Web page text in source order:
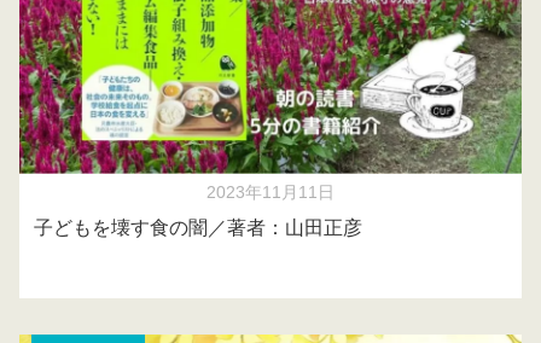
2023年11月11日
子どもを壊す食の闇／著者：山田正彦